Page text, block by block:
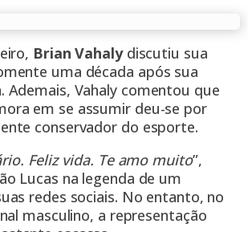
Brian Vahalydiscutiu sua
uma década após sua
Ademais, Vahaly comentou que
em se assumir deu-se por
conservador do esporte.
Feliz vida. Te amo muito”,
Lucas na legenda de um
redes sociais. No entanto, no
masculino, a representação